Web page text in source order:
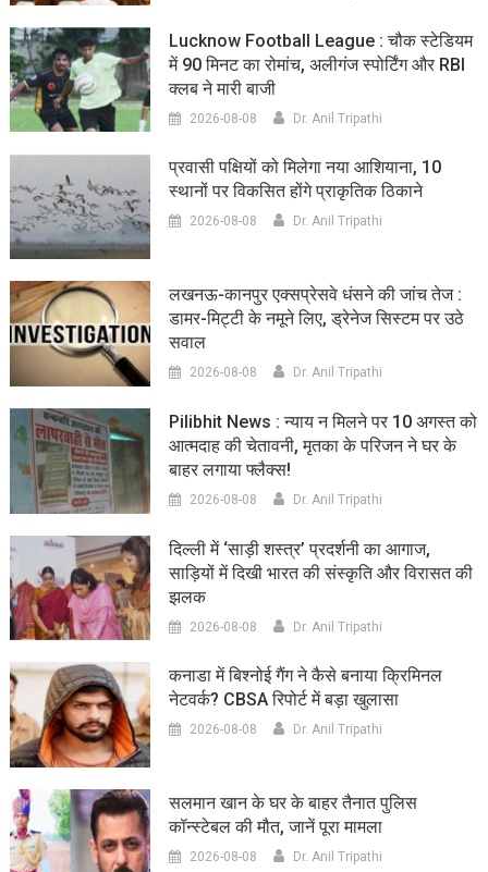
Lucknow Football League : चौक स्टेडियम
में 90 मिनट का रोमांच, अलीगंज स्पोर्टिंग और RBI
क्लब ने मारी बाजी
2026-08-08 Dr. Anil Tripathi
प्रवासी पक्षियों को मिलेगा नया आशियाना, 10
स्थानों पर विकसित होंगे प्राकृतिक ठिकाने
2026-08-08 Dr. Anil Tripathi
लखनऊ-कानपुर एक्सप्रेसवे धंसने की जांच तेज :
डामर-मिट्टी के नमूने लिए, ड्रेनेज सिस्टम पर उठे
सवाल
2026-08-08 Dr. Anil Tripathi
Pilibhit News : न्याय न मिलने पर 10 अगस्त को
आत्मदाह की चेतावनी, मृतका के परिजन ने घर के
बाहर लगाया फ्लैक्स!
2026-08-08 Dr. Anil Tripathi
दिल्ली में ‘साड़ी शस्त्र’ प्रदर्शनी का आगाज,
साड़ियों में दिखी भारत की संस्कृति और विरासत की
झलक
2026-08-08 Dr. Anil Tripathi
कनाडा में बिश्नोई गैंग ने कैसे बनाया क्रिमिनल
नेटवर्क? CBSA रिपोर्ट में बड़ा खुलासा
2026-08-08 Dr. Anil Tripathi
सलमान खान के घर के बाहर तैनात पुलिस
कॉन्स्टेबल की मौत, जानें पूरा मामला
2026-08-08 Dr. Anil Tripathi